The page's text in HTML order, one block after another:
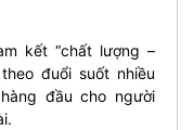
kết “chất lượng –
đuổi suốt nhiều
đầu cho người